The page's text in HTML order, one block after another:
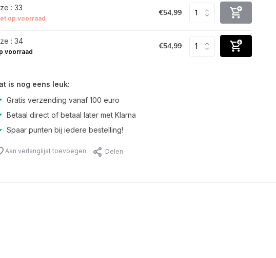
: 33
op voorraad
€54,99
: 34
voorraad
€54,99
is nog eens leuk:
Gratis verzending vanaf 100 euro
Betaal direct of betaal later met Klarna
Spaar punten bij iedere bestelling!
Aan verlanglijst toevoegen Delen